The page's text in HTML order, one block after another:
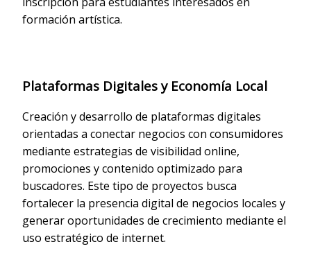
formación artística.
Plataformas Digitales y Economía Local
Creación y desarrollo de plataformas digitales
orientadas a conectar negocios con consumidores
mediante estrategias de visibilidad online,
promociones y contenido optimizado para
buscadores. Este tipo de proyectos busca
fortalecer la presencia digital de negocios locales y
generar oportunidades de crecimiento mediante el
uso estratégico de internet.